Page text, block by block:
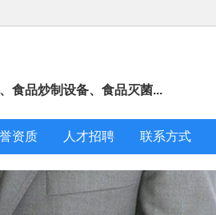
食品炒制设备、食品灭菌...
资质 人才招聘 联系方式